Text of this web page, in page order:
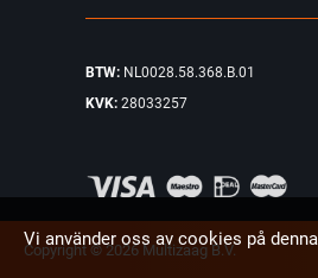
BTW: NL0028.58.368.B.01
KVK: 28033257
Copyright © 2026 Multizaag B.V.
Vi använder oss av cookies på